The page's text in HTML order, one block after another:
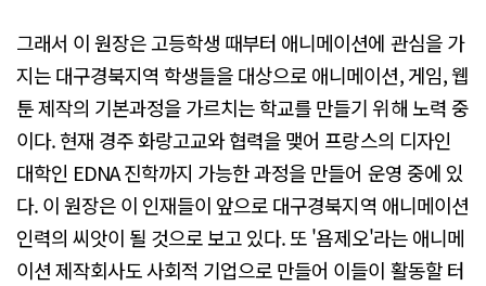
그래서 이 원장은 고등학생 때부터 애니메이션에 관심을 가
지는 대구경북지역 학생들을 대상으로 애니메이션, 게임, 웹
툰 제작의 기본과정을 가르치는 학교를 만들기 위해 노력 중
이다. 현재 경주 화랑고교와 협력을 맺어 프랑스의 디자인
대학인 EDNA 진학까지 가능한 과정을 만들어 운영 중에 있
다. 이 원장은 이 인재들이 앞으로 대구경북지역 애니메이션
인력의 씨앗이 될 것으로 보고 있다. 또 '욤제오'라는 애니메
이션 제작회사도 사회적 기업으로 만들어 이들이 활동할 터